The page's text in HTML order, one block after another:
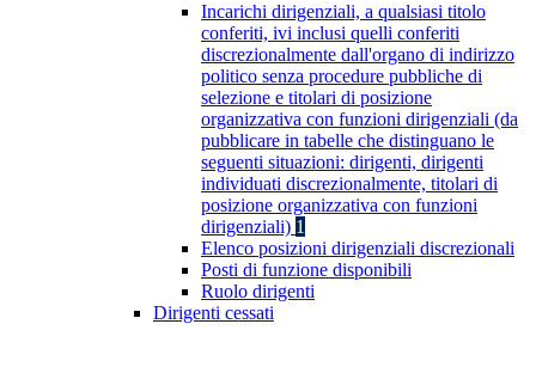
Incarichi dirigenziali, a qualsiasi titolo
conferiti, ivi inclusi quelli conferiti
discrezionalmente dall'organo di indirizzo
politico senza procedure pubbliche di
selezione e titolari di posizione
organizzativa con funzioni dirigenziali (da
pubblicare in tabelle che distinguano le
seguenti situazioni: dirigenti, dirigenti
individuati discrezionalmente, titolari di
posizione organizzativa con funzioni
dirigenziali) 1
Elenco posizioni dirigenziali discrezionali
Posti di funzione disponibili
Ruolo dirigenti
Dirigenti cessati